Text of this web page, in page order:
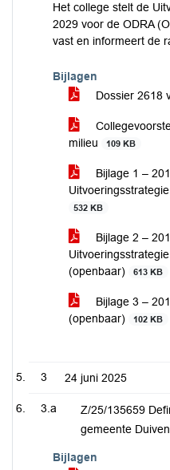
Het college stelt de
2029 voor de ODRA
vast en informeert de
Bijlagen
Dossier 2618
milieu
109 KB
Bijlage 1 –
532 KB
Bijlage 2 –
(openbaar)
613 KB
Bijlage 3 –
(openbaar)
102 KB
3 24 juni 2025
3.a
Z/25/135659
gemeente
Bijlagen